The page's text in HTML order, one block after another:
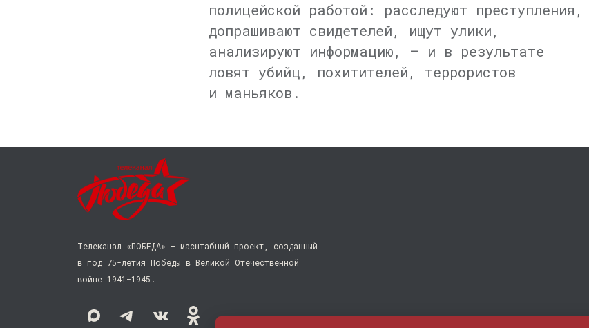
полицейской работой: расследуют преступления,
допрашивают свидетелей, ищут улики,
анализируют информацию, — и в результате
ловят убийц, похитителей, террористов
и маньяков.
Телеканал «ПОБЕДА» — масштабный проект, созданный
в год 75-летия Победы в Великой Отечественной
войне 1941−1945.